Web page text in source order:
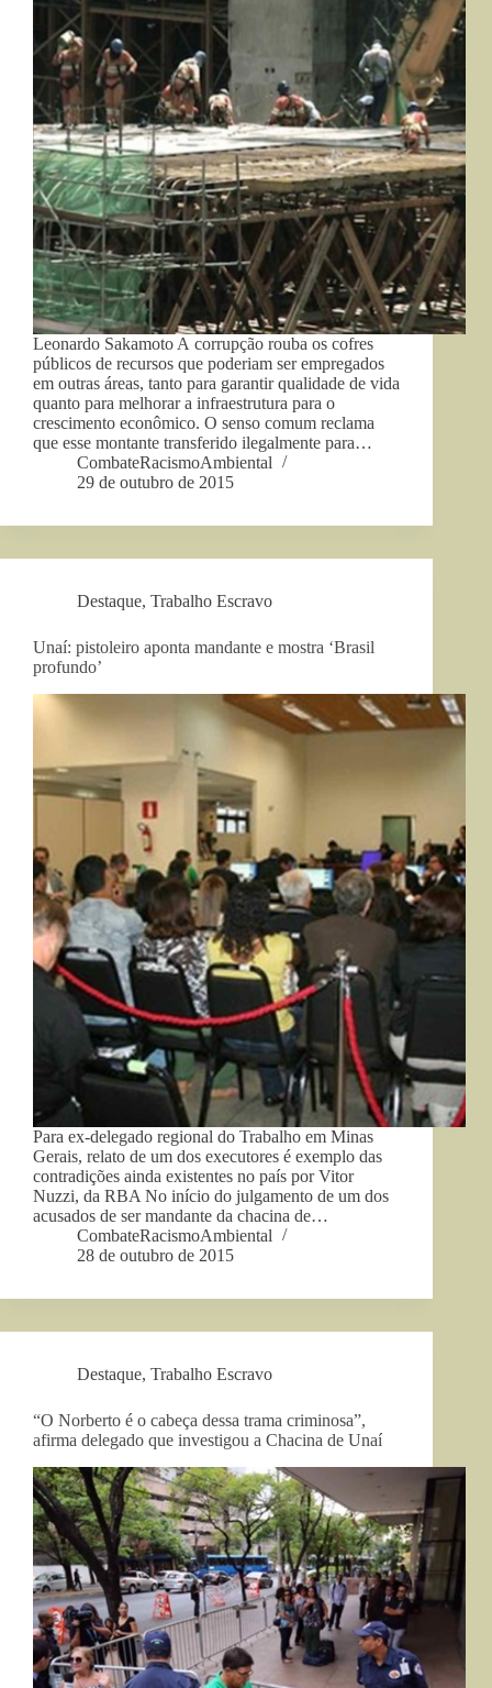
Leonardo Sakamoto A corrupção rouba os cofres
públicos de recursos que poderiam ser empregados
em outras áreas, tanto para garantir qualidade de vida
quanto para melhorar a infraestrutura para o
crescimento econômico. O senso comum reclama
que esse montante transferido ilegalmente para…
CombateRacismoAmbiental
29 de outubro de 2015
Destaque, Trabalho Escravo
Unaí: pistoleiro aponta mandante e mostra ‘Brasil
profundo’
Para ex-delegado regional do Trabalho em Minas
Gerais, relato de um dos executores é exemplo das
contradições ainda existentes no país por Vitor
Nuzzi, da RBA No início do julgamento de um dos
acusados de ser mandante da chacina de…
CombateRacismoAmbiental
28 de outubro de 2015
Destaque, Trabalho Escravo
“O Norberto é o cabeça dessa trama criminosa”,
afirma delegado que investigou a Chacina de Unaí